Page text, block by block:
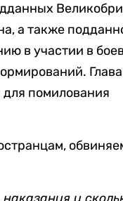
а также
в участии в
для помилования